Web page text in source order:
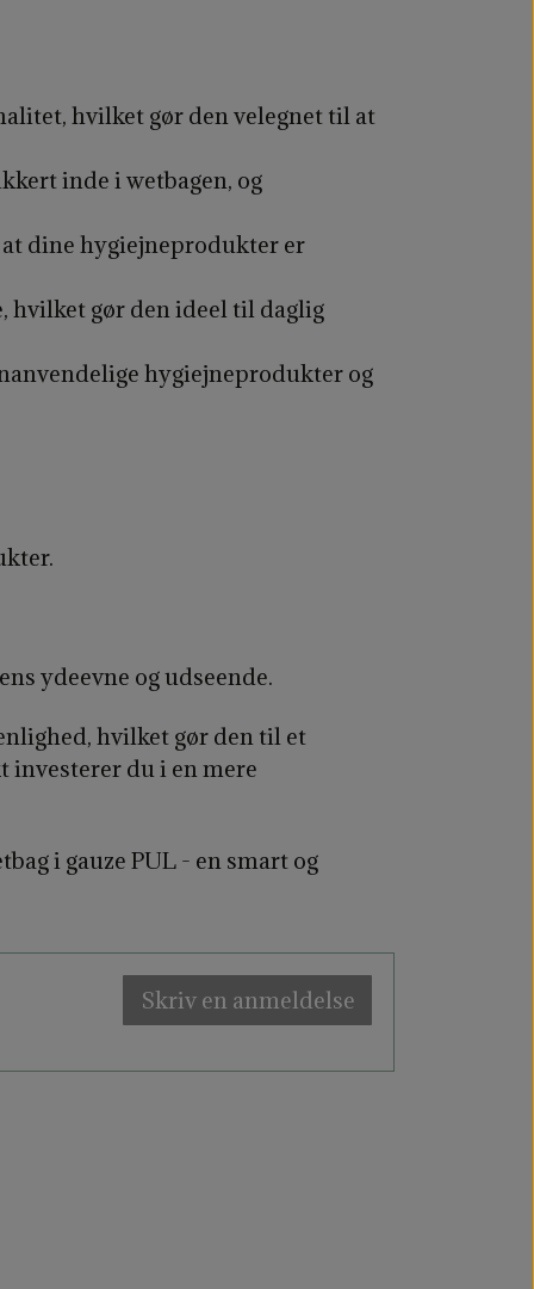
hvilket gør den velegnet til at
inde i wetbagen, og
at dine hygiejneprodukter er
hvilket gør den ideel til daglig
hygiejneprodukter og
ydeevne og udseende.
hvilket gør den til et
investerer du i en mere
i gauze PUL - en smart og
Skriv en anmeldelse